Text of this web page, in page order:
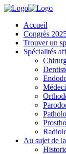
Accueil
Congrès
Trouver un
Spécialités
Au sujet de